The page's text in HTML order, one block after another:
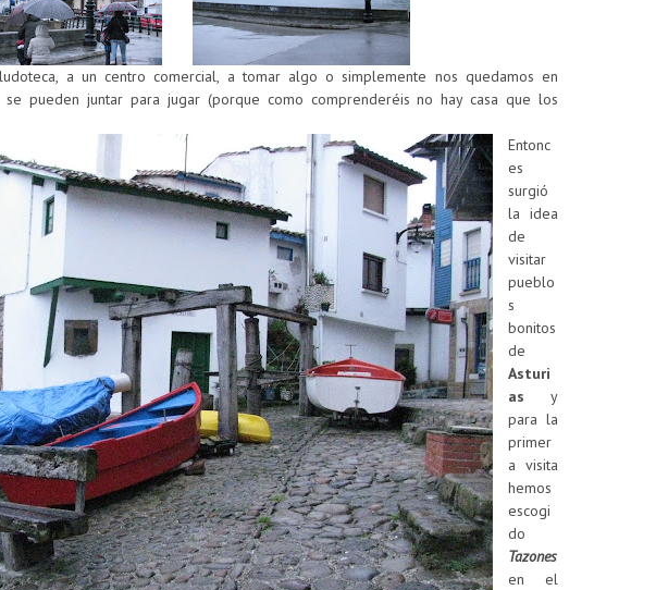
a un centro comercial, a tomar algo o simplemente nos quedamos en
se pueden juntar para jugar (porque como comprenderéis no hay casa que los
Entonc
es
surgió
la idea
de
visitar
pueblo
s
bonitos
de
Asturi
as y
para la
primer
a visita
hemos
escogi
do
Tazones
en el